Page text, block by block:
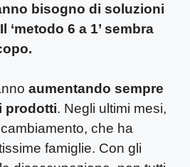
bisogno di soluzioni
‘metodo 6 a 1’ sembra
aumentando sempre
prodotti. Negli ultimi mesi,
che ha
famiglie. Con gli